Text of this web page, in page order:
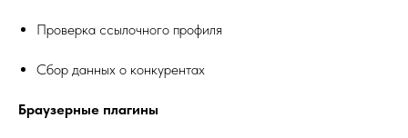
Проверка ссылочного профиля
Сбор данных о конкурентах
Браузерные плагины